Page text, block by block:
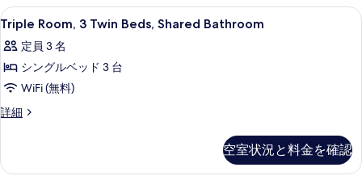
Triple
Room,
3
Twin
Beds,
Shared
す
セーフティボックス (室内)、デスク
9
Triple Room, 3 Twin Beds, Shared Bathroom
定員 3 名
シングルベッド 3 台
WiFi (無料)
詳細
Triple
Beds,
空室状況と料金を確認